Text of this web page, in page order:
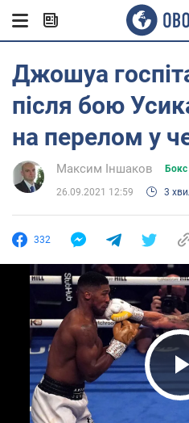
Джошуа
після бою
на перелом у
Максим Іншаков Бокс
26.09.2021 12:59 3
332